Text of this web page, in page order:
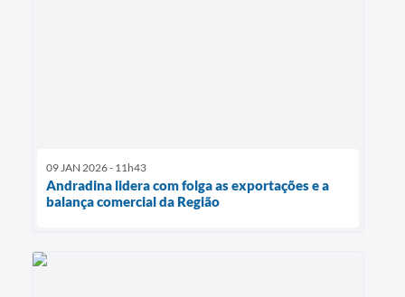
09 JAN 2026 - 11h43
Andradina lidera com folga as exportações e a
balança comercial da Região